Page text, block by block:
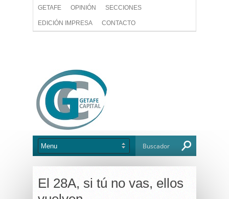
GETAFE OPINIÓN SECCIONES
EDICIÓN IMPRESA CONTACTO
El 28A, si tú no vas, ellos